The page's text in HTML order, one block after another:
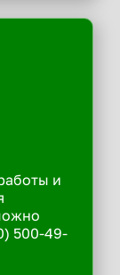
и
500-49-